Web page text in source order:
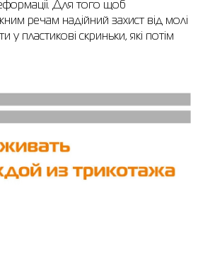
Для того щоб
речам надійний захист від молі
у пластикові скриньки, які потім